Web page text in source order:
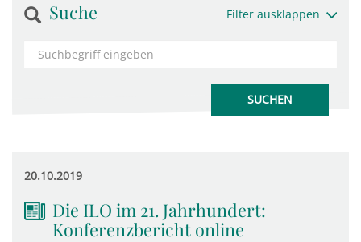
Suche Filter ausklappen
20.10.2019
Die ILO im 21. Jahrhundert:
Konferenzbericht online